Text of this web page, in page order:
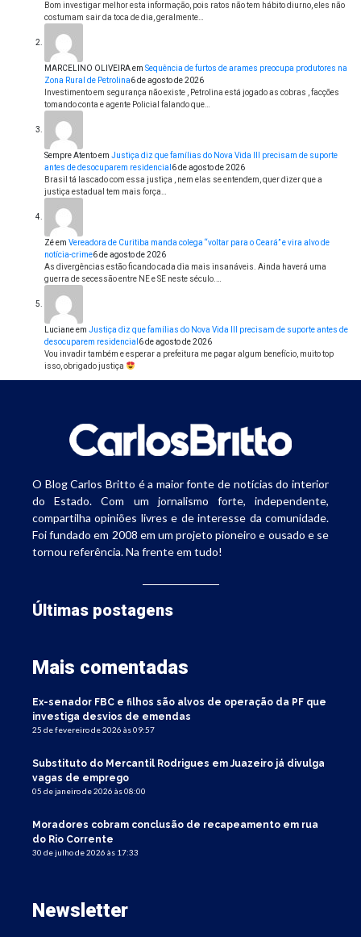
Bom investigar melhor esta informação, pois ratos não tem hábito diurno, eles não
costumam sair da toca de dia, geralmente…
MARCELINO OLIVEIRAem Sequência de furtos de arames preocupa produtores na
Zona Rural de Petrolina6 de agosto de 2026
Investimento em segurança não existe , Petrolina está jogado as cobras , facções
tomando conta e agente Policial falando que…
Sempre Atentoem Justiça diz que famílias do Nova Vida III precisam de suporte
antes de desocuparem residencial 6 de agosto de 2026
Brasil tá lascado com essa justiça , nem elas se entendem, quer dizer que a
justiça estadual tem mais força…
Zéem Vereadora de Curitiba manda colega “voltar para o Ceará” e vira alvo de
notícia-crime6 de agosto de 2026
As divergências estão ficando cada dia mais insanáveis. Ainda haverá uma
guerra de secessão entre NE e SE neste século.…
Lucianeem Justiça diz que famílias do Nova Vida III precisam de suporte antes de
desocuparem residencial 6 de agosto de 2026
Vou invadir também e esperar a prefeitura me pagar algum benefício, muito top
isso, obrigado justiça
O Blog Carlos Britto é a maior fonte de notícias do interior
do Estado. Com um jornalismo forte, independente,
compartilha opiniões livres e de interesse da comunidade.
Foi fundado em 2008 em um projeto pioneiro e ousado e se
tornou referência. Na frente em tudo!
Últimas postagens
Mais comentadas
Ex-senador FBC e filhos são alvos de operação da PF que
investiga desvios de emendas
25 de fevereiro de 2026 às 09:57
Substituto do Mercantil Rodrigues em Juazeiro já divulga
vagas de emprego
05 de janeiro de 2026 às 08:00
Moradores cobram conclusão de recapeamento em rua
do Rio Corrente
30 de julho de 2026 às 17:33
Newsletter